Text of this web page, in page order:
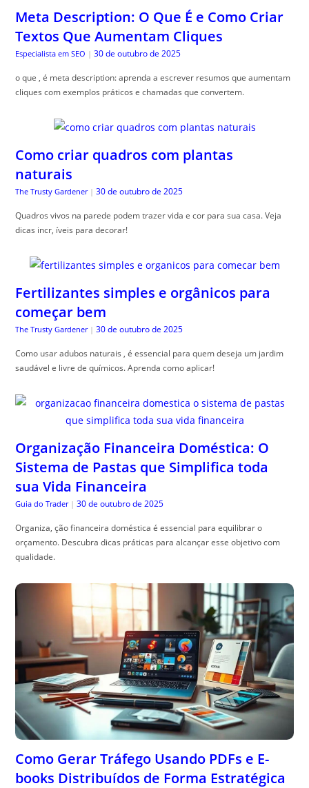
Meta Description: O Que É e Como Criar
Textos Que Aumentam Cliques
Especialista em SEO | 30 de outubro de 2025
o que , é meta description: aprenda a escrever resumos que aumentam
cliques com exemplos práticos e chamadas que convertem.
Como criar quadros com plantas
naturais
The Trusty Gardener | 30 de outubro de 2025
Quadros vivos na parede podem trazer vida e cor para sua casa. Veja
dicas incr, íveis para decorar!
Fertilizantes simples e orgânicos para
começar bem
The Trusty Gardener | 30 de outubro de 2025
Como usar adubos naturais , é essencial para quem deseja um jardim
saudável e livre de químicos. Aprenda como aplicar!
Organização Financeira Doméstica: O
Sistema de Pastas que Simplifica toda
sua Vida Financeira
Guia do Trader | 30 de outubro de 2025
Organiza, ção financeira doméstica é essencial para equilibrar o
orçamento. Descubra dicas práticas para alcançar esse objetivo com
qualidade.
Como Gerar Tráfego Usando PDFs e E-
books Distribuídos de Forma Estratégica